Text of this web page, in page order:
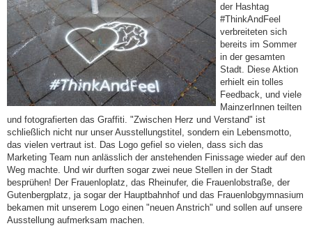
der Hashtag
#ThinkAndFeel
verbreiteten sich
bereits im Sommer
in der gesamten
Stadt. Diese Aktion
erhielt ein tolles
Feedback, und viele
MainzerInnen teilten
und fotografierten das Graffiti. "Zwischen Herz und Verstand" ist
schließlich nicht nur unser Ausstellungstitel, sondern ein Lebensmotto,
das vielen vertraut ist.
Das Logo gefiel so vielen, dass sich das
Marketing Team nun anlässlich der anstehenden Finissage wieder auf den
Weg machte. Und wir durften sogar zwei neue Stellen in der Stadt
besprühen! Der Frauenloplatz, das Rheinufer, die Frauenlobstraße, der
Gutenbergplatz, ja sogar der Hauptbahnhof und das Frauenlobgymnasium
bekamen mit unserem Logo einen "neuen Anstrich" und sollen auf unsere
Ausstellung aufmerksam machen.